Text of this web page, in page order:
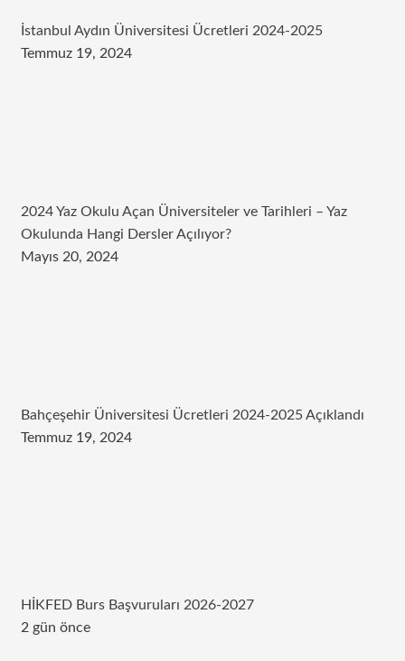
İstanbul Aydın Üniversitesi Ücretleri 2024-2025
Temmuz 19, 2024
2024 Yaz Okulu Açan Üniversiteler ve Tarihleri – Yaz
Okulunda Hangi Dersler Açılıyor?
Mayıs 20, 2024
Bahçeşehir Üniversitesi Ücretleri 2024-2025 Açıklandı
Temmuz 19, 2024
HİKFED Burs Başvuruları 2026-2027
2 gün önce